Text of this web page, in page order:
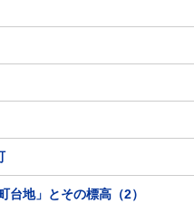
地」とその標高（2）